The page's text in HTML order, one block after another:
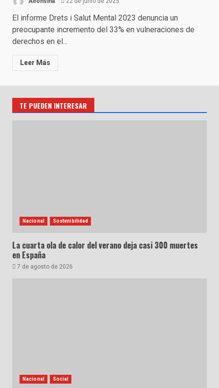
El informe Drets i Salut Mental 2023 denuncia un
preocupante incremento del 33% en vulneraciones de
derechos en el...
Leer Más
TE PUEDEN INTERESAR
Nacional Sostenibilidad
La cuarta ola de calor del verano deja casi 300 muertes
en España
7 de agosto de 2026
Nacional Social